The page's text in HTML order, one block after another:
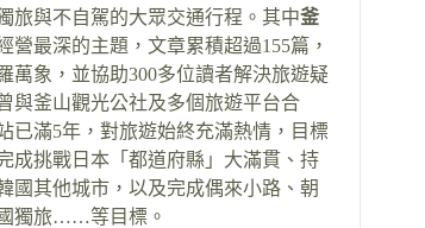
旅與不自駕的大眾交通行程。其中釜
營最深的主題，文章累積超過155篇，
萬象，並協助300多位讀者解決旅遊疑
與釜山觀光公社及多個旅遊平台合
已滿5年，對旅遊始終充滿熱情，目標
成挑戰日本「都道府縣」大滿貫、持
國其他城市，以及完成偶來小路、朝
獨旅……等目標。